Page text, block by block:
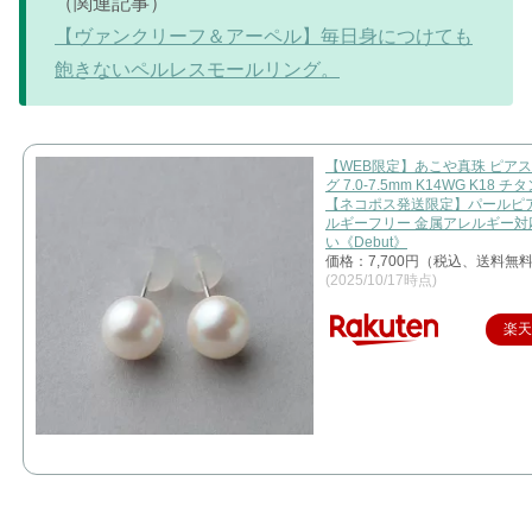
【ヴァンクリーフ＆アーペル】毎日身につけても
飽きないペルレスモールリング。
【WEB限定】あこや真珠 ピア
グ 7.0-7.5mm K14WG K18 チタ
【ネコポス発送限定】パールピ
ルギーフリー 金属アレルギー
い《Debut》
価格：7,700円（税込、送料無
(2025/10/17時点)
楽